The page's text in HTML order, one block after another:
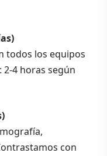
todos los equipos
4 horas según
con